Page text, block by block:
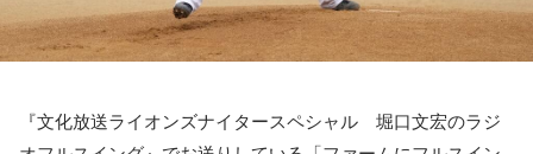
チョーキューメイ / D’ypcys / Tyrkouaz / テレビ大陸音頭 /
Togoz / tonerico / ドミノンストップ / 中島寂 / ニューアヤカ
Club / パスピエ / harha / HALLEY / Hello Hello / Be my Girl
/ ピストン少女 / HIKKA / 秘めごと / ひゅ〜どろん / POOLS /
解説は、日本経済新聞客員編集委員の鈴木亮、進行はフリー
『文化放送ライオンズナイタースペシャル 堀口文宏のラジ